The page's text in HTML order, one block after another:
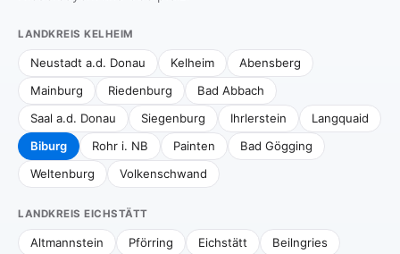
LANDKREIS KELHEIM
Neustadt a.d. Donau Kelheim
Abensberg
Mainburg
Riedenburg
Bad Abbach
Saal a.d. Donau
Siegenburg Ihrlerstein
Langquaid
Biburg
Rohr i. NB Painten
Bad Gögging
Weltenburg
Volkenschwand
LANDKREIS EICHSTÄTT
Altmannstein Pförring Eichstätt
Beilngries